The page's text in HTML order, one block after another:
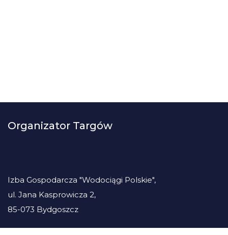
Organizator Targów
Izba Gospodarcza "Wodociągi Polskie",
ul. Jana Kasprowicza 2,
85-073 Bydgoszcz